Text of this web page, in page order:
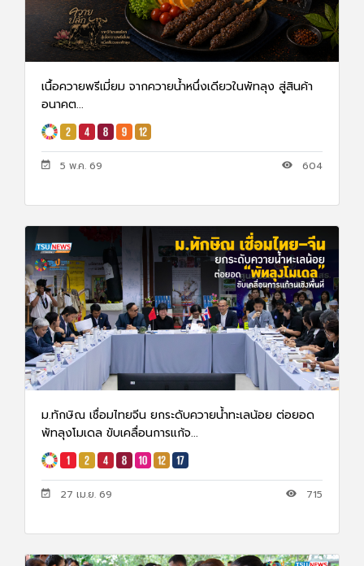
เนื้อควายพรีเมี่ยม จากควายน้ำหนึ่งเดียวในพัทลุง สู่สินค้า
อนาคต...
5 พ.ค. 69 604
ม.ทักษิณ เชื่อมไทยจีน ยกระดับควายน้ำทะเลน้อย ต่อยอด
พัทลุงโมเดล ขับเคลื่อนการแก้จ...
27 เม.ย. 69 715